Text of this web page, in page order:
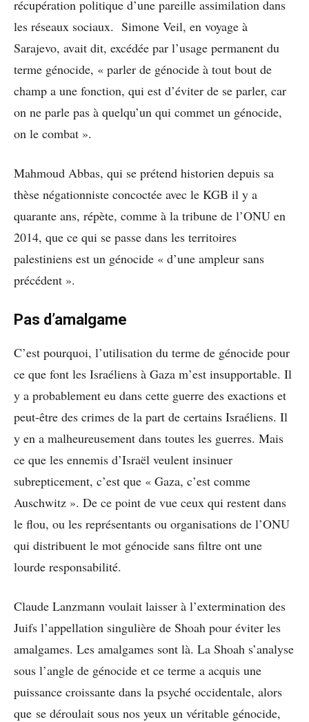
récupération politique d’une pareille assimilation dans
les réseaux sociaux. Simone Veil, en voyage à
Sarajevo, avait dit, excédée par l’usage permanent du
terme génocide, « parler de génocide à tout bout de
champ a une fonction, qui est d’éviter de se parler, car
on ne parle pas à quelqu’un qui commet un génocide,
on le combat ».
Mahmoud Abbas, qui se prétend historien depuis sa
thèse négationniste concoctée avec le KGB il y a
quarante ans, répète, comme à la tribune de l’ONU en
2014, que ce qui se passe dans les territoires
palestiniens est un génocide « d’une ampleur sans
précédent ».
Pas d’amalgame
C’est pourquoi, l’utilisation du terme de génocide pour
ce que font les Israéliens à Gaza m’est insupportable. Il
y a probablement eu dans cette guerre des exactions et
peut-être des crimes de la part de certains Israéliens. Il
y en a malheureusement dans toutes les guerres. Mais
ce que les ennemis d’Israël veulent insinuer
subrepticement, c’est que « Gaza, c’est comme
Auschwitz ». De ce point de vue ceux qui restent dans
le flou, ou les représentants ou organisations de l’ONU
qui distribuent le mot génocide sans filtre ont une
lourde responsabilité.
Claude Lanzmann voulait laisser à l’extermination des
Juifs l’appellation singulière de Shoah pour éviter les
amalgames. Les amalgames sont là. La Shoah s’analyse
sous l’angle de génocide et ce terme a acquis une
puissance croissante dans la psyché occidentale, alors
que se déroulait sous nos yeux un véritable génocide,